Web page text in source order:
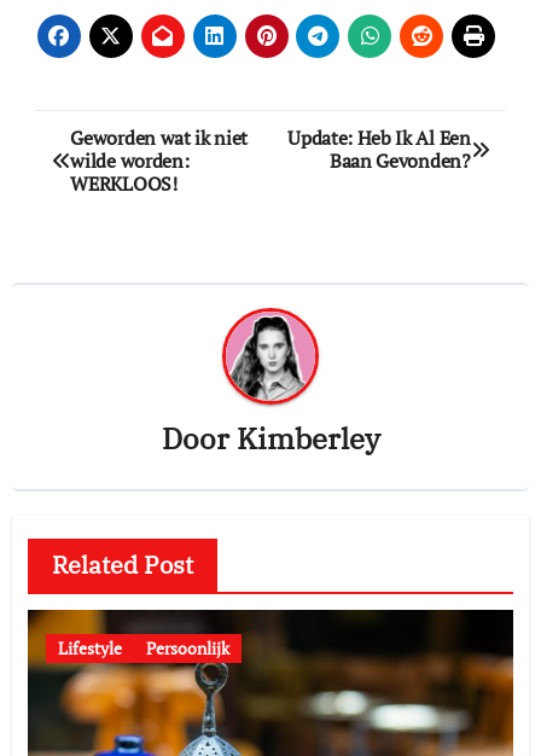
Bericht
navigatie
Geworden wat ik niet
wilde worden:
WERKLOOS!
Update: Heb Ik Al Een
Baan Gevonden?
DoorKimberley
Related Post
Lifestyle Persoonlijk